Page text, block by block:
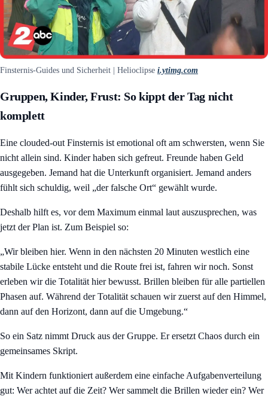
Finsternis-Guides und Sicherheit | Helioclipse i.ytimg.com
Gruppen, Kinder, Frust: So kippt der Tag nicht
komplett
Eine clouded-out Finsternis ist emotional oft am schwersten, wenn Sie
nicht allein sind. Kinder haben sich gefreut. Freunde haben Geld
ausgegeben. Jemand hat die Unterkunft organisiert. Jemand anders
fühlt sich schuldig, weil „der falsche Ort“ gewählt wurde.
Deshalb hilft es, vor dem Maximum einmal laut auszusprechen, was
jetzt der Plan ist. Zum Beispiel so:
„Wir bleiben hier. Wenn in den nächsten 20 Minuten westlich eine
stabile Lücke entsteht und die Route frei ist, fahren wir noch. Sonst
erleben wir die Totalität hier bewusst. Brillen bleiben für alle partiellen
Phasen auf. Während der Totalität schauen wir zuerst auf den Himmel,
dann auf den Horizont, dann auf die Umgebung.“
So ein Satz nimmt Druck aus der Gruppe. Er ersetzt Chaos durch ein
gemeinsames Skript.
Mit Kindern funktioniert außerdem eine einfache Aufgabenverteilung
gut: Wer achtet auf die Zeit? Wer sammelt die Brillen wieder ein? Wer